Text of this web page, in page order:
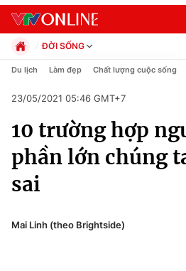
Chuyên mục
Chính trị
Xã hội
Pháp luật
ĐỜI SỐNG
Chính trị
Pháp luật
Kinh tế
Thể thao
Truyền hình
Công nghệ
Du lịch Làm đẹp Chất lượng cuộc sống
23/05/2021 05:46 GMT+7
10 trường hợp
phần lớn chúng
sai
Mai Linh (theo Brightside)